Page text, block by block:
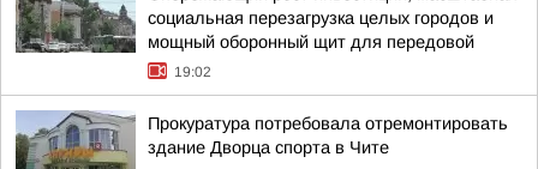
социальная перезагрузка целых городов и
мощный оборонный щит для передовой
19:02
Прокуратура потребовала отремонтировать
здание Дворца спорта в Чите